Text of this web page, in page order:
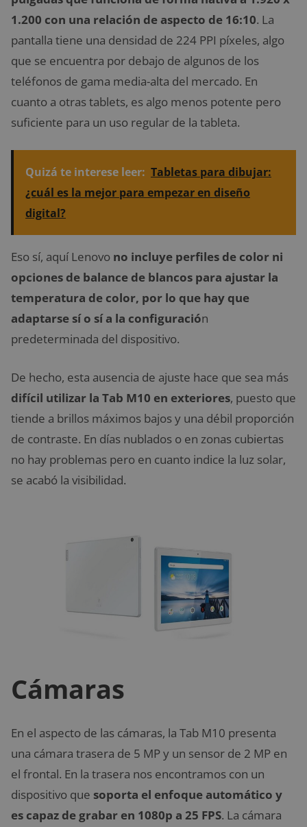
1.200 con una relación de aspecto de 16:10. La
pantalla tiene una densidad de 224 PPI píxeles, algo
que se encuentra por debajo de algunos de los
teléfonos de gama media-alta del mercado. En
cuanto a otras tablets, es algo menos potente pero
suficiente para un uso regular de la tableta.
Quizá te interese leer: Tabletas para dibujar:
¿cuál es la mejor para empezar en diseño
digital?
Eso sí, aquí Lenovo no incluye perfiles de color ni
opciones de balance de blancos para ajustar la
temperatura de color, por lo que hay que
adaptarse sí o sí a la configuración
predeterminada del dispositivo.
De hecho, esta ausencia de ajuste hace que sea más
difícil utilizar la Tab M10 en exteriores, puesto que
tiende a brillos máximos bajos y una débil proporción
de contraste. En días nublados o en zonas cubiertas
no hay problemas pero en cuanto indice la luz solar,
se acabó la visibilidad.
Cámaras
En el aspecto de las cámaras, la Tab M10 presenta
una cámara trasera de 5 MP y un sensor de 2 MP en
el frontal. En la trasera nos encontramos con un
dispositivo que soporta el enfoque automático y
es capaz de grabar en 1080p a 25 FPS. La cámara